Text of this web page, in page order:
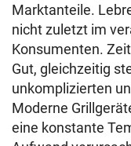
Marktanteile.
nicht zuletzt im
Konsumenten.
Gut, gleichzeitig
unkomplizierten
Moderne
eine konstante